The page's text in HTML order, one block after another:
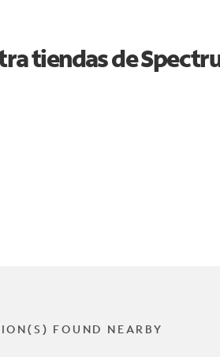
tiendas de
FOUND NEARBY